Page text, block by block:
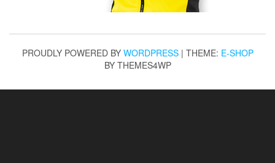
PROUDLY POWERED BY WORDPRESS | THEME: E-SHOP
BY THEMES4WP